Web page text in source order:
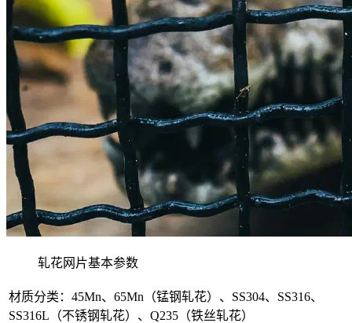
轧花网片基本参数
材质分类：45Mn、65Mn（锰钢轧花）、SS304、SS316、
SS316L（不锈钢轧花）、Q235（铁丝轧花）